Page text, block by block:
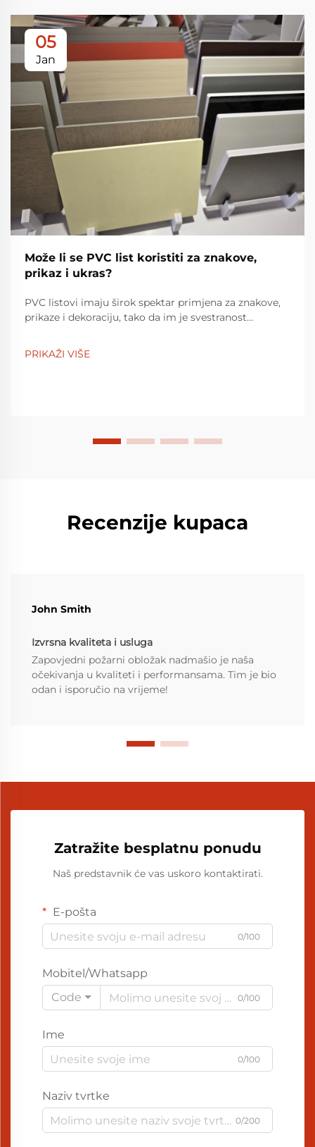
05
Jan
Može li se PVC list koristiti za znakove,
prikaz i ukras?
PVC listovi imaju širok spektar primjena za znakove,
prikaze i dekoraciju, tako da im je svestranost
proizvodi Taizhou Baiyun Jixiang Decorative Material
Co., Ltd., etablirani pružatelj rješenja za PVC listove...
PRIKAŽI VIŠE
Recenzije kupaca
John Smith
Izvrsna kvaliteta i usluga
Zapovjedni požarni obložak nadmašio je naša
očekivanja u kvaliteti i performansama. Tim je bio
odan i isporučio na vrijeme!
Zatražite besplatnu ponudu
Naš predstavnik će vas uskoro kontaktirati.
E-pošta
0/100
Mobitel/Whatsapp
Code
0/100
Ime
0/100
Naziv tvrtke
0/200